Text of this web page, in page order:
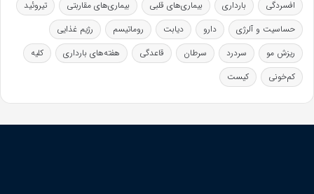
افسردگی بارداری بیماری‌های قلبی بیماری‌های مقاربتی
تیروئید
حساسیت و آلرژی
دارو دیابت روماتیسم
رژیم غذایی
ریزش مو
سردرد سرطان قاعدگی هفته‌های بارداری
کلیه
کم‌خونی
کیست